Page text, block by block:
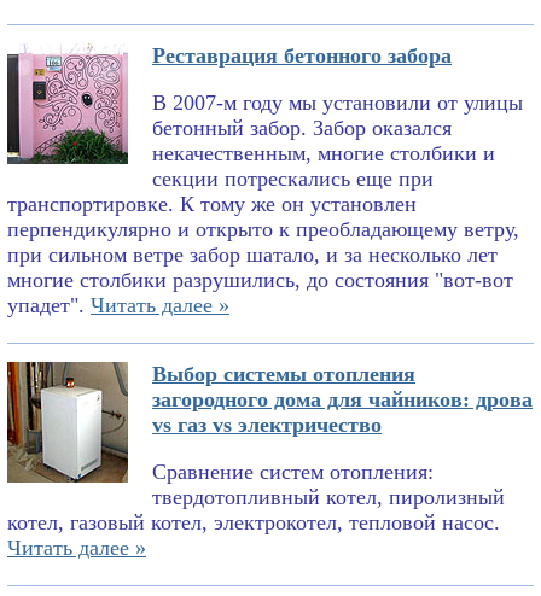
Реставрация бетонного забора
В 2007-м году мы установили от улицы
бетонный забор. Забор оказался
некачественным, многие столбики и
секции потрескались еще при
транспортировке. К тому же он установлен
перпендикулярно и открыто к преобладающему ветру,
при сильном ветре забор шатало, и за несколько лет
многие столбики разрушились, до состояния "вот-вот
упадет". Читать далее »
Выбор системы отопления
загородного дома для чайников: дрова
vs газ vs электричество
Сравнение систем отопления:
твердотопливный котел, пиролизный
котел, газовый котел, электрокотел, тепловой насос.
Читать далее »